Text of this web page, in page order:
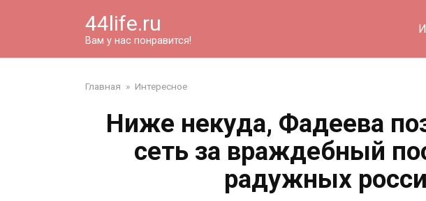
44life.ru
Вам у нас понравится!
Главная » Интересное
Ниже некуда, Фадеева
сеть за враждебный
радужных